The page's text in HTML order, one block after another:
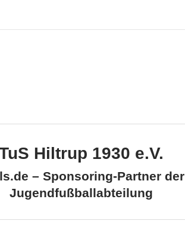
Hiltrup 1930 e.V.
– Sponsoring-Partner der
Jugendfußballabteilung